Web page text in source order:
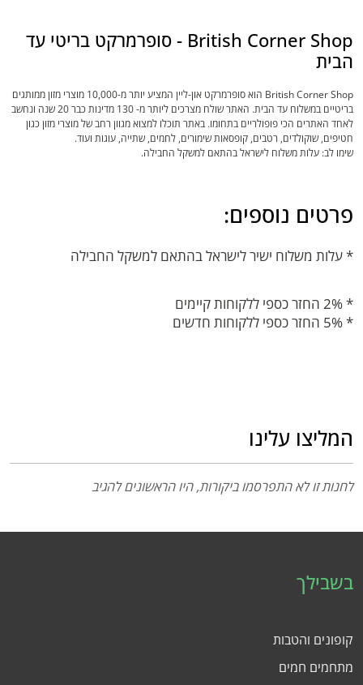
British Corner Shop - סופרמרקט בריטי עד
הבית
British Corner Shop הוא סופרמרקט און-ליין המציע יותר מ-10,000 מוצרי מזון ממותגים
בריטיים במשלוח עד הבית. האתר שולח מצרכים ליותר מ- 130 מדינות כבר 20 שנה ונחשב
לאחד האתרים הכי פופולריים בתחומו. באתר תוכלו למצוא מגוון רחב של מוצרי מזון כגון
חטיפים, שוקולדים, רטבים, קופסאות שימורים, לחמים, שתייה, עוגות ועוד.
שימו לב: עלות משלוח לישראל בהתאם למשקל החבילה.
פרטים נוספים:
* עלות משלוח ישיר לישראל בהתאם למשקל החבילה
* 2% החזר כספי ללקוחות קיימים
* 5% החזר כספי ללקוחות חדשים
המליצו עלינו
לחנות זו לא התפרסמו ביקורות, היו הראשונים להגיב
בשבילך
קופונים והטבות
מתחמים חמים